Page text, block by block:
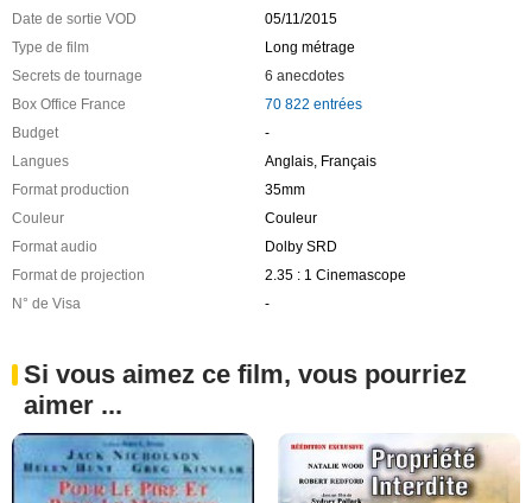
Date de sortie VOD
05/11/2015
Type de film
Long métrage
Secrets de tournage
6 anecdotes
Box Office France
70 822 entrées
Budget
-
Langues
Anglais, Français
Format production
35mm
Couleur
Couleur
Format audio
Dolby SRD
Format de projection
2.35 : 1 Cinemascope
N° de Visa
-
Si vous aimez ce film, vous pourriez
aimer ...